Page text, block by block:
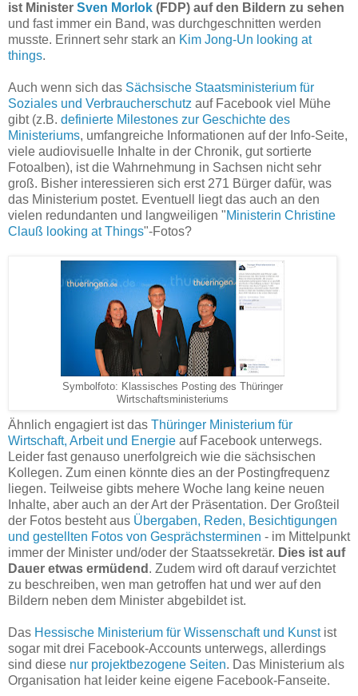
ist Minister Sven Morlok (FDP) auf den Bildern zu sehen
und fast immer ein Band, was durchgeschnitten werden
musste. Erinnert sehr stark an Kim Jong-Un looking at
things.
Auch wenn sich das Sächsische Staatsministerium für
Soziales und Verbraucherschutz auf Facebook viel Mühe
gibt (z.B. definierte Milestones zur Geschichte des
Ministeriums, umfangreiche Informationen auf der Info-Seite,
viele audiovisuelle Inhalte in der Chronik, gut sortierte
Fotoalben), ist die Wahrnehmung in Sachsen nicht sehr
groß. Bisher interessieren sich erst 271 Bürger dafür, was
das Ministerium postet. Eventuell liegt das auch an den
vielen redundanten und langweiligen "Ministerin Christine
Clauß looking at Things"-Fotos?
Symbolfoto: Klassisches Posting des Thüringer
Wirtschaftsministeriums
Ähnlich engagiert ist das Thüringer Ministerium für
Wirtschaft, Arbeit und Energie auf Facebook unterwegs.
Leider fast genauso unerfolgreich wie die sächsischen
Kollegen. Zum einen könnte dies an der Postingfrequenz
liegen. Teilweise gibts mehere Woche lang keine neuen
Inhalte, aber auch an der Art der Präsentation. Der Großteil
der Fotos besteht aus Übergaben, Reden, Besichtigungen
und gestellten Fotos von Gesprächsterminen - im Mittelpunkt
immer der Minister und/oder der Staatssekretär. Dies ist auf
Dauer etwas ermüdend . Zudem wird oft darauf verzichtet
zu beschreiben, wen man getroffen hat und wer auf den
Bildern neben dem Minister abgebildet ist.
Das Hessische Ministerium für Wissenschaft und Kunstist
sogar mit drei Facebook-Accounts unterwegs, allerdings
sind diese nur projektbezogene Seiten. Das Ministerium als
Organisation hat leider keine eigene Facebook-Fanseite.